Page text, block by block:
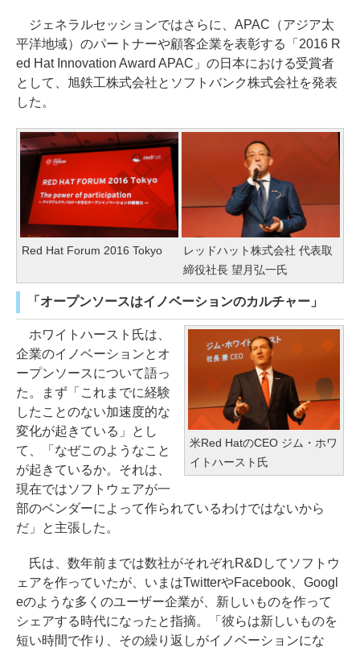
ジェネラルセッションではさらに、APAC（アジア太
平洋地域）のパートナーや顧客企業を表彰する「2016 R
ed Hat Innovation Award APAC」の日本における受賞者
として、旭鉄工株式会社とソフトバンク株式会社を発表
した。
Red Hat Forum 2016 Tokyo
レッドハット株式会社 代表取
締役社長 望月弘一氏
「オープンソースはイノベーションのカルチャー」
米Red HatのCEO ジム・ホワ
イトハースト氏
ホワイトハースト氏は、
企業のイノベーションとオ
ープンソースについて語っ
た。まず「これまでに経験
したことのない加速度的な
変化が起きている」とし
て、「なぜこのようなこと
が起きているか。それは、
現在ではソフトウェアが一
部のベンダーによって作られているわけではないから
だ」と主張した。
氏は、数年前までは数社がそれぞれR&Dしてソフトウ
ェアを作っていたが、いまはTwitterやFacebook、Googl
eのような多くのユーザー企業が、新しいものを作って
シェアする時代になったと指摘。「彼らは新しいものを
短い時間で作り、その繰り返しがイノベーションにな